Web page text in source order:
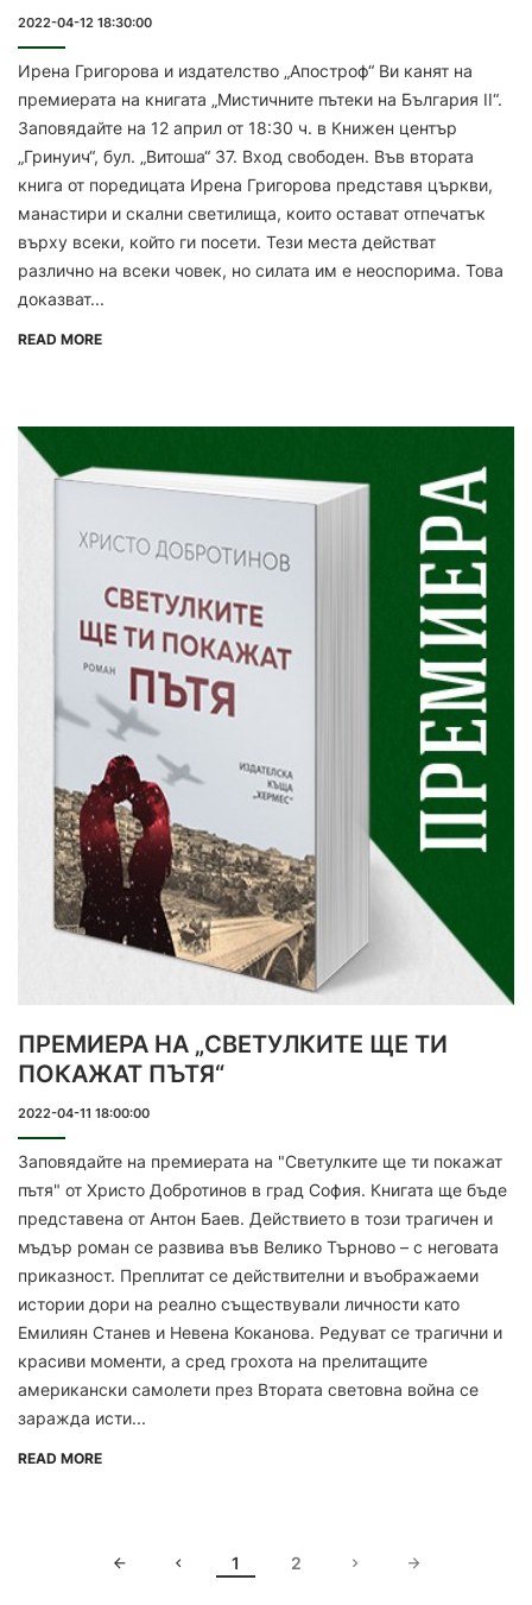
2022-04-12 18:30:00
Ирена Григорова и издателство „Апостроф“ Ви канят на
премиерата на книгата „Мистичните пътеки на България II“.
Заповядайте на 12 април от 18:30 ч. в Книжен център
„Гринуич“, бул. „Витоша“ 37. Вход свободен. Във втората
книга от поредицата Ирена Григорова представя църкви,
манастири и скални светилища, които остават отпечатък
върху всеки, който ги посети. Тези места действат
различно на всеки човек, но силата им е неоспорима. Това
доказват...
READ MORE
ПРЕМИЕРА НА „СВЕТУЛКИТЕ ЩЕ ТИ
ПОКАЖАТ ПЪТЯ“
2022-04-11 18:00:00
Заповядайте на премиерата на "Светулките ще ти покажат
пътя" от Христо Добротинов в град София. Книгата ще бъде
представена от Антон Баев. Действието в този трагичен и
мъдър роман се развива във Велико Търново – с неговата
приказност. Преплитат се действителни и въображаеми
истории дори на реално съществували личности като
Емилиян Станев и Невена Коканова. Редуват се трагични и
красиви моменти, а сред грохота на прелитащите
американски самолети през Втората световна война се
заражда исти...
READ MORE
1 2